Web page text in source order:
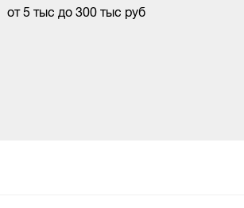
от 5 тыс до 300 тыс руб